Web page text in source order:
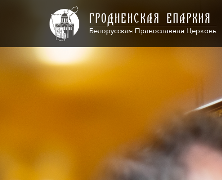
ГРОДНЕНСКАЯ ЕПАРХИЯ
Белорусская Православная Церковь